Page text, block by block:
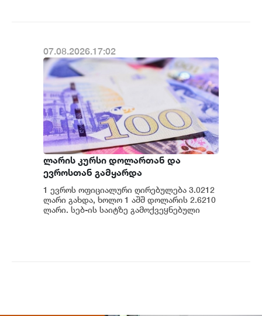
07.08.2026.17:02
ლარის კურსი დოლართან და
ევროსთან გამყარდა
1 ევროს ოფიციალური ღირებულება 3.0212
ლარი გახდა, ხოლო 1 აშშ დოლარის 2.6210
ლარი. სებ-ის საიტზე გამოქვეყნებული